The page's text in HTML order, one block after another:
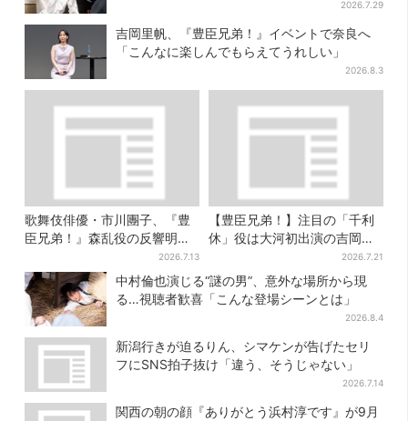
2026.7.29
吉岡里帆、『豊臣兄弟！』イベントで奈良へ
「こんなに楽しんでもらえてうれしい」
2026.8.3
歌舞伎俳優・市川團子、『豊
臣兄弟！』森乱役の反響明か
す「素顔の芝居が新鮮と…」
2026.7.13
【豊臣兄弟！】注目の「千利
休」役は大河初出演の吉岡秀
2026.7.21
中村倫也演じる“謎の男”、意外な場所から現
る…視聴者歓喜「こんな登場シーンとは」
2026.8.4
新潟行きが迫るりん、シマケンが告げたセリ
フにSNS拍子抜け「違う、そうじゃない」
2026.7.14
関西の朝の顔『ありがとう浜村淳です』が9月